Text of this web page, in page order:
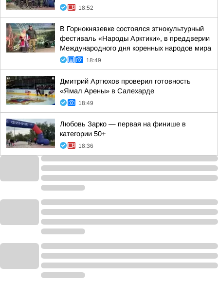
18:52
В Горнокнязевке состоялся этнокультурный
фестиваль «Народы Арктики», в преддверии
Международного дня коренных народов мира
18:49
Дмитрий Артюхов проверил готовность
«Ямал Арены» в Салехарде
18:49
Любовь Зарко — первая на финише в
категории 50+
18:36